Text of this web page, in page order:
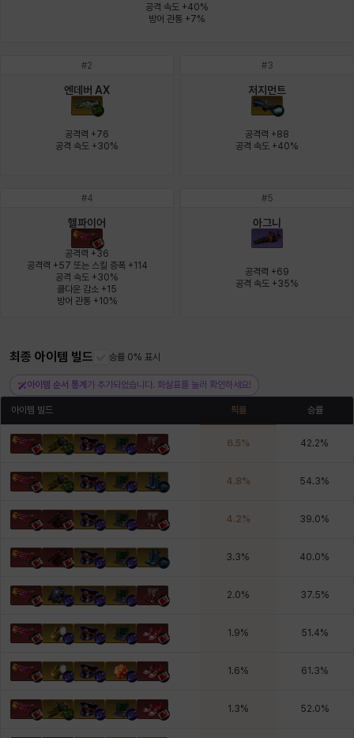
이안 재키
크레이버 타지아
펠릭스
헤이즈 헨리 현우
공격 속도 +40%
방어 관통 +7%
#2
엔데버 AX
공격력 +76
공격 속도 +30%
#3
저지먼트
공격력 +88
공격 속도 +40%
#4
헬파이어
공격력 +36
공격력 +57 또는 스킬 증폭 +114
공격 속도 +30%
쿨다운 감소 +15
방어 관통 +10%
#5
아그니
공격력 +69
공격 속도 +35%
최종 아이템 빌드 승률 0% 표시
아이템 순서 통계 가 추가되었습니다. 화살표를 눌러 확인하세요!
아이템 빌드 픽률 승률
6.5% 42.2%
4.8% 54.3%
4.2% 39.0%
3.3% 40.0%
2.0% 37.5%
1.9% 51.4%
1.6% 61.3%
1.3% 52.0%